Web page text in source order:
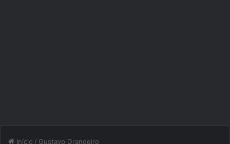
Início / Gustavo Grangeiro